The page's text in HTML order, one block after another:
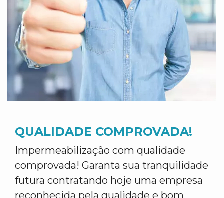
QUALIDADE COMPROVADA!
Impermeabilização com qualidade
comprovada! Garanta sua tranquilidade
futura contratando hoje uma empresa
reconhecida pela qualidade e bom